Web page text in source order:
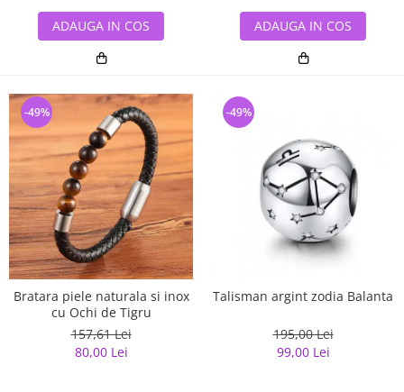
ADAUGA IN COS ADAUGA IN COS
Bratara piele naturala si inox
cu Ochi de Tigru
157,61 Lei
80,00 Lei
-49%
Talisman argint zodia Balanta
195,00 Lei
99,00 Lei
-49%